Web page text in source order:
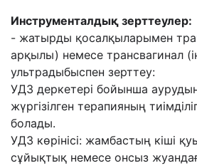
Инструменталдық зерттеулер:
- жатырды қосалқыларымен
арқылы) немесе трансвагинал
ультрадыбыспен зерттеу:
УДЗ деркетері бойынша
жүргізілген терапияның
болады.
УДЗ көрінісі: жамбастың кіші
сұйықтық немесе онсыз